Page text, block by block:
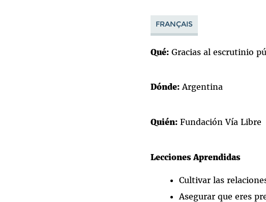
FRANÇAIS
Qué: Gracias al escrutinio
Dónde: Argentina
Quién: Fundación Vía Libre
Lecciones Aprendidas
Cultivar las
Asegurar que eres